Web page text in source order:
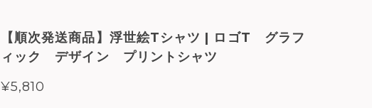
【順次発送商品】浮世絵Tシャツ | ロゴT グラフ
ィック デザイン プリントシャツ
¥5,810